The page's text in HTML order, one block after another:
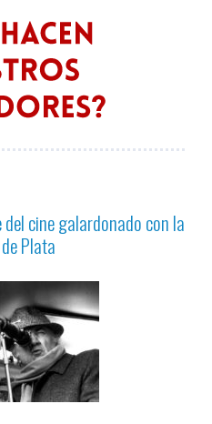
cine galardonado con la
Plata